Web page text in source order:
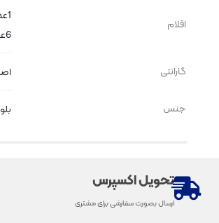
اقلام
1عدد پارچ
6عدد لیوان
گارانتی
جنس
تحویل اکسپرس
ارسال بصورت سفارشی برای مشتری